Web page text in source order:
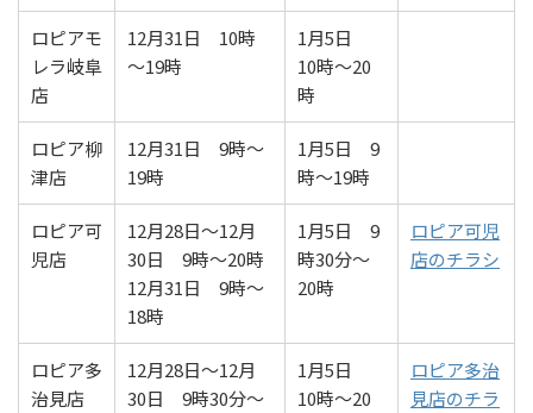
ロピアモ
レラ岐阜
店
12月31日 10時
～19時
1月5日
10時～20
時
ロピア柳
津店
12月31日 9時～
19時
1月5日 9
時～19時
ロピア可
児店
12月28日～12月
30日 9時～20時
12月31日 9時～
18時
1月5日 9
時30分～
20時
ロピア可児
店のチラシ
ロピア多
治見店
12月28日～12月
30日 9時30分～
1月5日
10時～20
ロピア多治
見店のチラ